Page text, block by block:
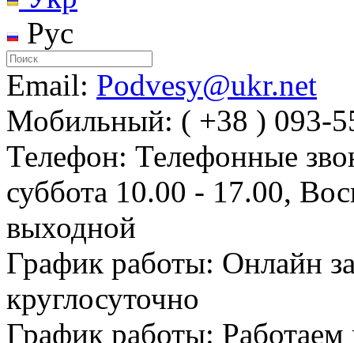
Рус
Email: Podvesy@ukr.net
Мобильный: ( +38 ) 093-
Телефон: Телефонные
суббота 10.00 - 17.00,
выходной
График работы: Онлайн
круглосуточно
График работы: Работаем